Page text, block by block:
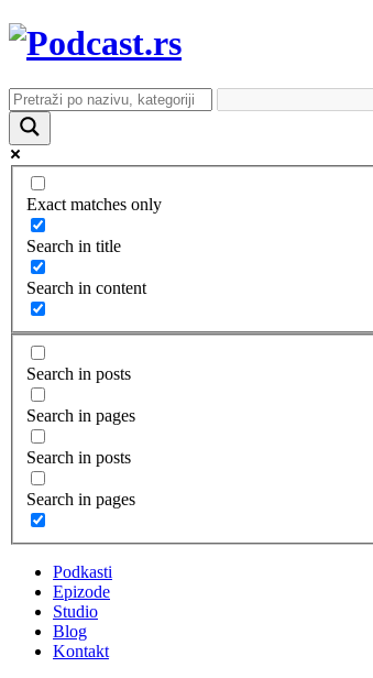
Exact matches only
Search in title
Search in content
Search in posts
Search in pages
Search in posts
Search in pages
Podkasti
Epizode
Studio
Blog
Kontakt